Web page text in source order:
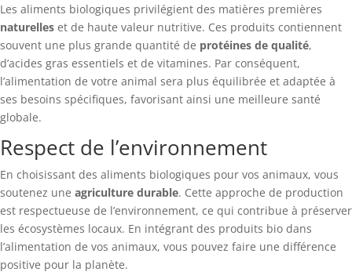
Les aliments biologiques privilégient des matières premières
naturelles et de haute valeur nutritive. Ces produits contiennent
souvent une plus grande quantité de protéines de qualité,
d’acides gras essentiels et de vitamines. Par conséquent,
l’alimentation de votre animal sera plus équilibrée et adaptée à
ses besoins spécifiques, favorisant ainsi une meilleure santé
globale.
Respect de l’environnement
En choisissant des aliments biologiques pour vos animaux, vous
soutenez une agriculture durable. Cette approche de production
est respectueuse de l’environnement, ce qui contribue à préserver
les écosystèmes locaux. En intégrant des produits bio dans
l’alimentation de vos animaux, vous pouvez faire une différence
positive pour la planète.